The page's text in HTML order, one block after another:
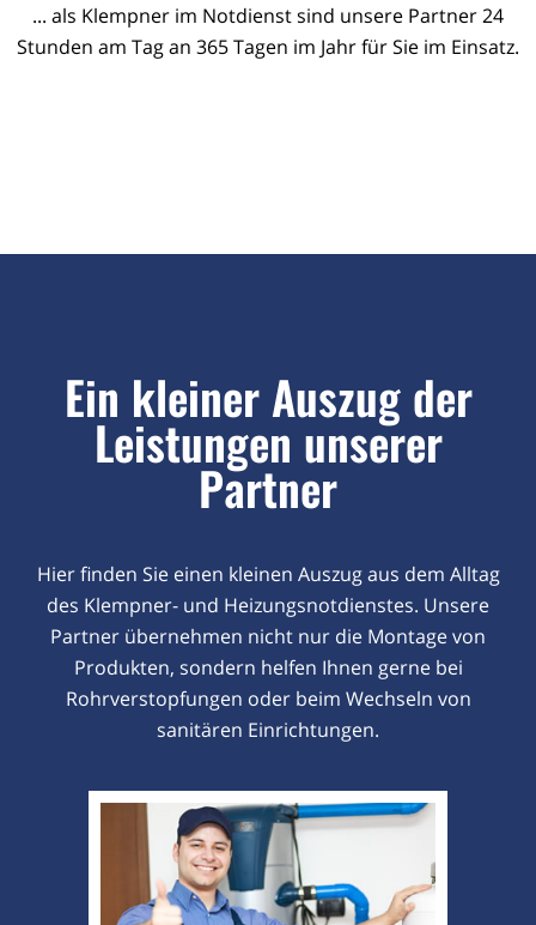
... als Klempner im Notdienst sind unsere Partner 24
Stunden am Tag an 365 Tagen im Jahr für Sie im Einsatz.
Ein kleiner Auszug der
Leistungen unserer
Partner
Hier finden Sie einen kleinen Auszug aus dem Alltag
des Klempner- und Heizungsnotdienstes. Unsere
Partner übernehmen nicht nur die Montage von
Produkten, sondern helfen Ihnen gerne bei
Rohrverstopfungen oder beim Wechseln von
sanitären Einrichtungen.